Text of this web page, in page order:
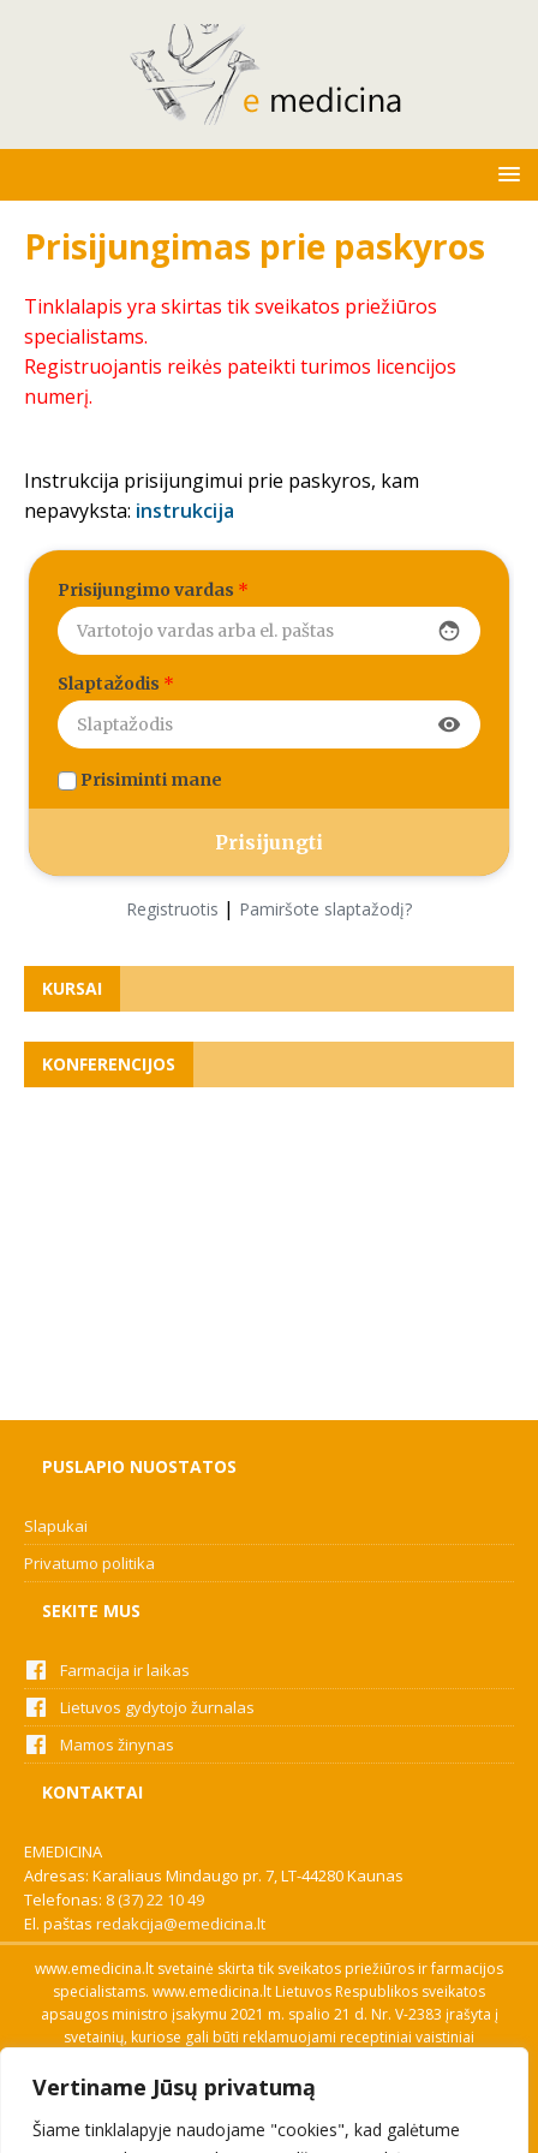
Vertiname Jūsų privatumą
Šiame tinklalapyje naudojame "cookies", kad galėtume
Prisijungimas prie paskyros
Tinklalapis yra skirtas tik sveikatos priežiūros
specialistams.
Registruojantis reikės pateikti turimos licencijos
numerį.
Instrukcija prisijungimui prie paskyros, kam
nepavyksta: instrukcija
Prisijungimo vardas *
face
Slaptažodis *
visibility
Prisiminti mane
Registruotis | Pamiršote slaptažodį?
KURSAI
KONFERENCIJOS
PUSLAPIO NUOSTATOS
Slapukai
Privatumo politika
SEKITE MUS
Farmacija ir laikas
Lietuvos gydytojo žurnalas
Mamos žinynas
KONTAKTAI
EMEDICINA
Adresas: Karaliaus Mindaugo pr. 7, LT-44280 Kaunas
Telefonas: 8 (37) 22 10 49
El. paštas redakcija@emedicina.lt
www.emedicina.lt svetainė skirta tik sveikatos priežiūros ir farmacijos
specialistams. www.emedicina.lt Lietuvos Respublikos sveikatos
apsaugos ministro įsakymu 2021 m. spalio 21 d. Nr. V-2383 įrašyta į
svetainių, kuriose gali būti reklamuojami receptiniai vaistiniai
savo profesinę kvalifikaciją. Naudingos nuorodos: Vaistų ir medicinos
pagalbos priemonių kainų paieška, VVKT tinklalapis, Sveikatos
priežiūros ar farmacijos specialisto pranešimo apie įtariamą